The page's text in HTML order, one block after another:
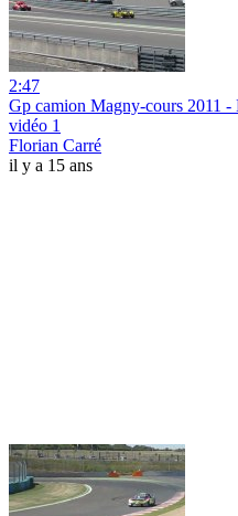
2:47
Gp camion Magny-cours 2011 -
vidéo 1
Florian Carré
il y a 15 ans